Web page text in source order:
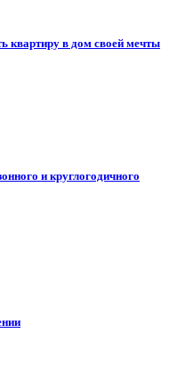
квартиру в дом своей мечты
и круглогодичного